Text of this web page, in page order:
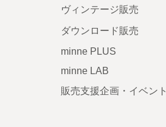
ヴィンテージ販売
ダウンロード販売
minne PLUS
minne LAB
販売支援企画・イベント